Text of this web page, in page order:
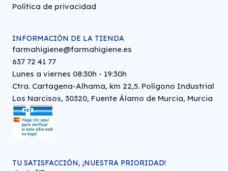
Política de privacidad
INFORMACIÓN DE LA TIENDA
farmahigiene@farmahigiene.es
637 72 41 77
Lunes a viernes 08:30h - 19:30h
Ctra. Cartagena-Alhama, km 22,5. Polígono Industrial
Los Narcisos, 30320, Fuente Álamo de Murcia, Murcia
TU SATISFACCIÓN, ¡NUESTRA PRIORIDAD!